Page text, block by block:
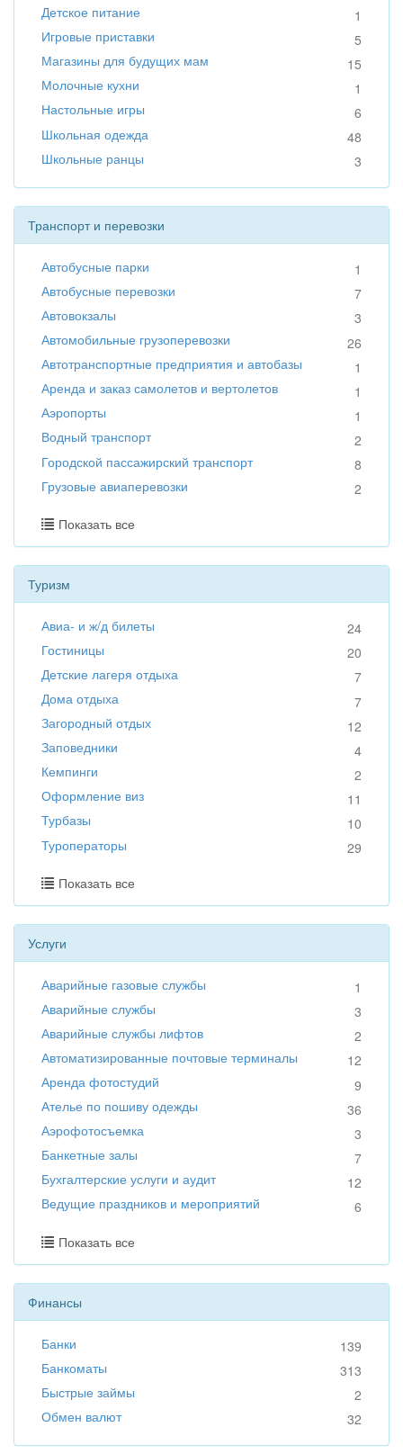
Детское питание
1
Игровые приставки
5
Магазины для будущих мам
15
Молочные кухни
1
Настольные игры
6
Школьная одежда
48
Школьные ранцы
3
Транспорт и перевозки
Автобусные парки
1
Автобусные перевозки
7
Автовокзалы
3
Автомобильные грузоперевозки
26
Автотранспортные предприятия и автобазы
1
Аренда и заказ самолетов и вертолетов
1
Аэропорты
1
Водный транспорт
2
Городской пассажирский транспорт
8
Грузовые авиаперевозки
2
Показать все
Туризм
Авиа- и ж/д билеты
24
Гостиницы
20
Детские лагеря отдыха
7
Дома отдыха
7
Загородный отдых
12
Заповедники
4
Кемпинги
2
Оформление виз
11
Турбазы
10
Туроператоры
29
Показать все
Услуги
Аварийные газовые службы
1
Аварийные службы
3
Аварийные службы лифтов
2
Автоматизированные почтовые терминалы
12
Аренда фотостудий
9
Ателье по пошиву одежды
36
Аэрофотосъемка
3
Банкетные залы
7
Бухгалтерские услуги и аудит
12
Ведущие праздников и мероприятий
6
Показать все
Финансы
Банки
139
Банкоматы
313
Быстрые займы
2
Обмен валют
32